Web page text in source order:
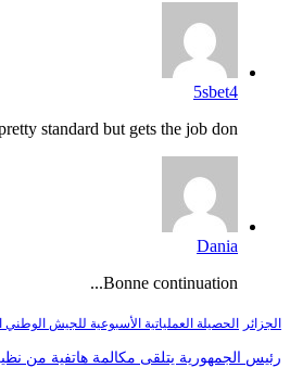
5sbet4
standard but gets the job don...
Dania
Bonne continuation...
الجزائر الحصيلة العملياتية الأسبوعية للجيش
رئيس الجمهورية يتلقى مكالمة هاتفية من